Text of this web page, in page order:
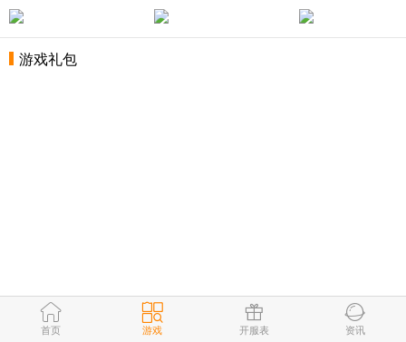
游戏礼包
首页 游戏 开服表 资讯